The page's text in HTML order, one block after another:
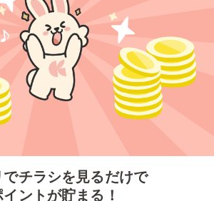
でチラシを見るだけで
イントが貯まる！